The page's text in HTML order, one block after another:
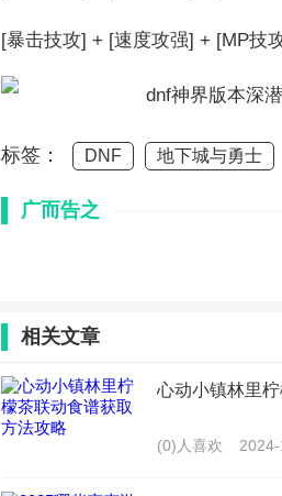
[暴击技攻] + [速度攻强] + [MP技
标签： DNF 地下城与勇士
广而告之
相关文章
心动小镇林里
(0)人喜欢